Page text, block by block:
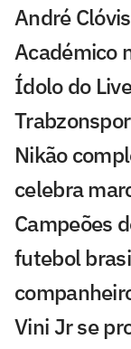
André
Académico
Ídolo do
Nikão
celebra
Campeões
futebol
Vini Jr se